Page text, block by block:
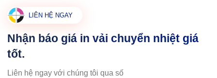
LIÊN HỆ NGAY
Nhận báo giá in vải chuyển nhiệt giá
tốt.
Liên hệ ngay với chúng tôi qua số